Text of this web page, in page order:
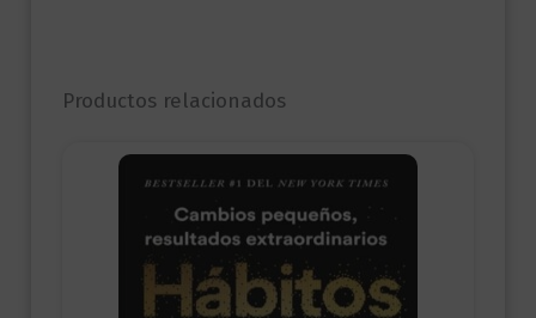
Productos relacionados